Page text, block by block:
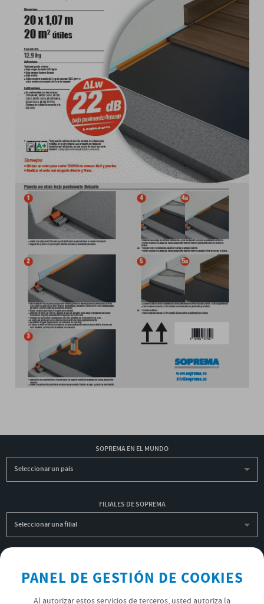
SOPREMA EN EL MUNDO
Seleccionar un país
FILIALES DE SOPREMA
Seleccionar una filial
OK
PANEL DE GESTIÓN DE COOKIES
Al autorizar estos servicios de terceros, usted autoriza la